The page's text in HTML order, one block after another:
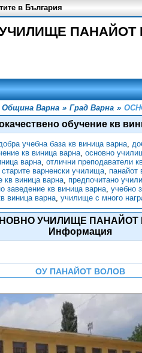
ПАНАЙОТ
в България
Община Варна » Град Варна »
обучение кв
учебна база кв виница варна,
кв виница варна, основно
варна, отлични преподаватели
варненски училища, панайот
кв виница варна, предпочитано
заведение кв виница варна, учебно
виница варна, училище с много
УЧИЛИЩЕ ПАНАЙОТ
Информация
ОУ ПАНАЙОТ ВОЛОВ